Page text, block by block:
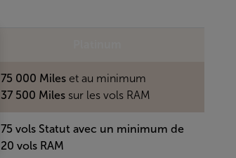
75 000 Mileset au minimum
37 500 Milessur les vols RAM
75 vols Statut avec un minimum de
20 vols RAM